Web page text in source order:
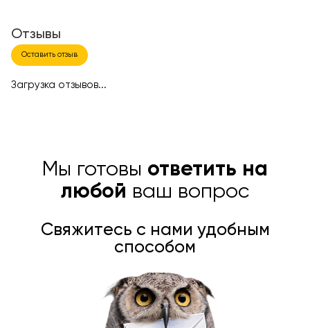
Отзывы
Оставить отзыв
Загрузка отзывов...
Мы готовы ответить на
любой ваш вопрос
Свяжитесь с нами удобным
способом